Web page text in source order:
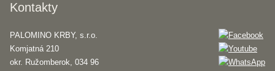
Kontakty
PALOMINO KRBY, s.r.o.
Komjatná 210
okr. Ružomberok, 034 96